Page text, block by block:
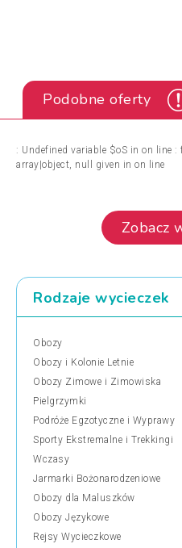
Podobne oferty
: Undefined variable $oS in on line :
array|object, null given in on line
Zobacz
Rodzaje wycieczek
Obozy
Obozy i Kolonie Letnie
Obozy Zimowe i Zimowiska
Pielgrzymki
Podróże Egzotyczne i Wyprawy
Sporty Ekstremalne i Trekkingi
Wczasy
Jarmarki Bożonarodzeniowe
Obozy dla Maluszków
Obozy Językowe
Rejsy Wycieczkowe